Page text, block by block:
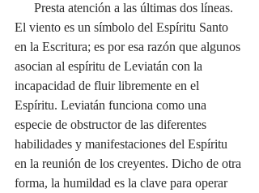
Presta atención a las últimas dos líneas.
El viento es un símbolo del Espíritu Santo
en la Escritura; es por esa razón que algunos
asocian al espíritu de Leviatán con la
incapacidad de fluir libremente en el
Espíritu. Leviatán funciona como una
especie de obstructor de las diferentes
habilidades y manifestaciones del Espíritu
en la reunión de los creyentes. Dicho de otra
forma, la humildad es la clave para operar